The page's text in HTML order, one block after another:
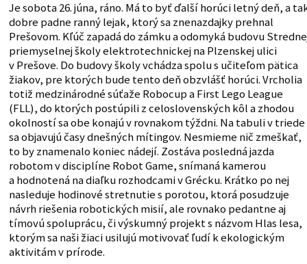
Je sobota 26. júna, ráno. Má to byť ďalší horúci letný deň, a
dobre padne ranný lejak, ktorý sa znenazdajky prehnal
Prešovom. Kľúč zapadá do zámku a odomyká budovu
priemyselnej školy elektrotechnickej na Plzenskej ulici
v Prešove. Do budovy školy vchádza spolu s učiteľom pätica
žiakov, pre ktorých bude tento deň obzvlášť horúci. Vrcholia
totiž medzinárodné súťaže Robocup a First Lego League
(FLL), do ktorých postúpili z celoslovenských kôl a zhodou
okolností sa obe konajú v rovnakom týždni. Na tabuli v triede
sa objavujú časy dnešných mítingov. Nesmieme nič zmeškať,
to by znamenalo koniec nádejí. Zostáva posledná jazda
robotom v disciplíne Robot Game, snímaná kamerou
a hodnotená na diaľku rozhodcami v Grécku. Krátko po nej
nasleduje hodinové stretnutie s porotou, ktorá posudzuje
návrh riešenia robotických misií, ale rovnako pedantne aj
tímovú spoluprácu, či výskumný projekt s názvom Hlas lesa,
ktorým sa naši žiaci usilujú motivovať ľudí k ekologickým
aktivitám v prírode.